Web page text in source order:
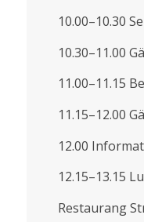
10.00–10.30
10.30–11.00
11.00–11.15
11.15–12.00
12.00
12.15–13.15
Restaurang